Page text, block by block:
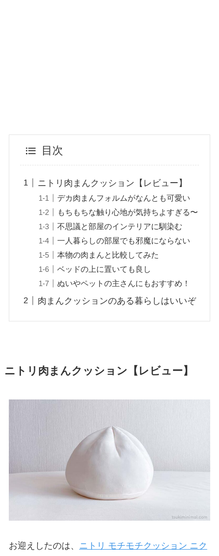
目次
ニトリ肉まんクッション【レビュー】
デカ肉まんフォルムがなんとも可愛い
もちもちな触り心地が気持ちよすぎる〜
不思議と部屋のインテリアに馴染む
一人暮らしの部屋でも邪魔にならない
本物の肉まんと比較してみた
ベッドの上に置いても良し
ぬいやペットの主さんにもおすすめ！
肉まんクッションのある暮らしはいいぞ
ニトリ肉まんクッション【レビュー】
お迎えしたのは、 ニトリ モチモチクッション ニク